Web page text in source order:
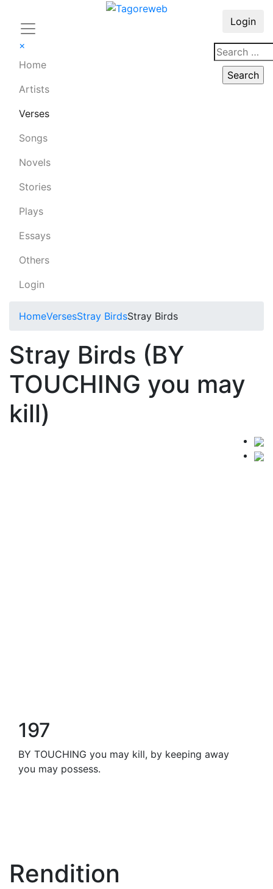
×
Home
Artists
Verses
Songs
Novels
Stories
Plays
Essays
Others
Login
Login
HomeVersesStray BirdsStray Birds
Stray Birds (BY
TOUCHING you may
kill)
197
BY TOUCHING you may kill, by keeping away
you may possess.
Rendition